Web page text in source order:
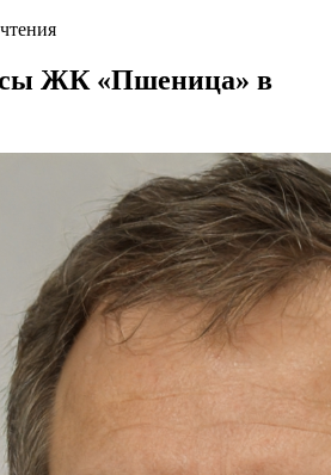
ЖК «Пшеница» в